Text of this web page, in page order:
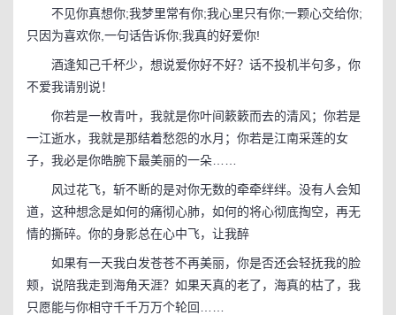
不见你真想你;我梦里常有你;我心里只有你;一颗心交给你;
只因为喜欢你,一句话告诉你;我真的好爱你!
酒逢知己千杯少，想说爱你好不好？话不投机半句多，你
不爱我请别说！
你若是一枚青叶，我就是你叶间簌簌而去的清风；你若是
一江逝水，我就是那结着愁怨的水月；你若是江南采莲的女
子，我必是你皓腕下最美丽的一朵……
风过花飞，斩不断的是对你无数的牵牵绊绊。没有人会知
道，这种想念是如何的痛彻心肺，如何的将心彻底掏空，再无
情的撕碎。你的身影总在心中飞，让我醉
如果有一天我白发苍苍不再美丽，你是否还会轻抚我的脸
颊，说陪我走到海角天涯？如果天真的老了，海真的枯了，我
只愿能与你相守千千万万个轮回……